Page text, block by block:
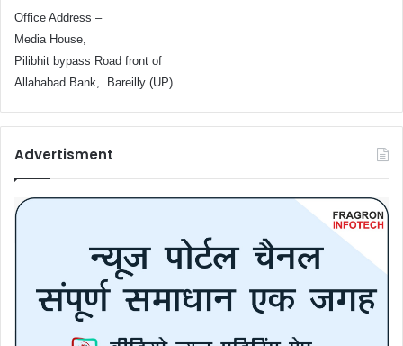
Office Address –
Media House,
Pilibhit bypass Road front of
Allahabad Bank, Bareilly (UP)
Advertisment